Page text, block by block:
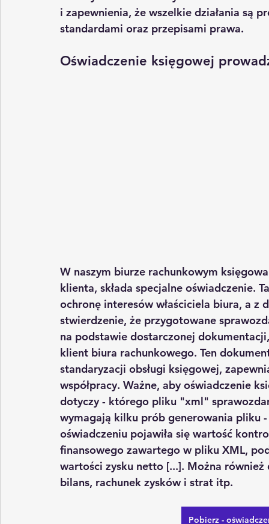
i zapewnienia, że wszelkie działania są
standardami oraz przepisami prawa.
Oświadczenie księgowej
W naszym biurze rachunkowym
klienta, składa specjalne oświadczenie.
ochronę interesów właściciela biura, a
stwierdzenie, że przygotowane
na podstawie dostarczonej
klient biura rachunkowego. Ten
standaryzacji obsługi księgowej,
współpracy. Ważne, aby oświadczenie
dotyczy - którego pliku "xml"
wymagają kilku prób generowania pliku
oświadczeniu pojawiła się wartość
finansowego zawartego w pliku XML,
wartości zysku netto [...]. Można
bilans, rachunek zysków i strat itp.
Pobierz -